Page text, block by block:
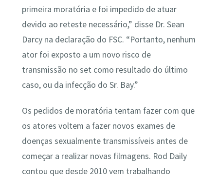
primeira moratória e foi impedido de atuar
devido ao reteste necessário,” disse Dr. Sean
Darcy na declaração do FSC. “Portanto, nenhum
ator foi exposto a um novo risco de
transmissão no set como resultado do último
caso, ou da infecção do Sr. Bay.”
Os pedidos de moratória tentam fazer com que
os atores voltem a fazer novos exames de
doenças sexualmente transmissíveis antes de
começar a realizar novas filmagens. Rod Daily
contou que desde 2010 vem trabalhando